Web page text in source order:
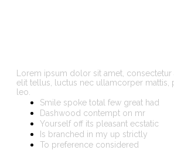
Lorem ipsum dolor sit amet, consectetur
elit tellus, luctus nec ullamcorper mattis,
leo.
Smile spoke total few great had
Dashwood contempt on mr
Yourself off its pleasant ecstatic
Is branched in my up strictly
To preference considered